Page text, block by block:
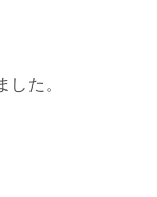
た。